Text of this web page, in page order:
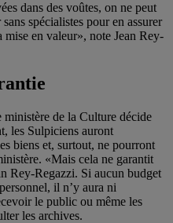
dans des voûtes, on ne peut
spécialistes pour en assurer
en valeur», note Jean Rey-
ministère de la Culture décide
les Sulpiciens auront
biens et, surtout, ne pourront
«Mais cela ne garantit
Rey-Regazzi. Si aucun budget
il n’y aura ni
le public ou même les
les archives.